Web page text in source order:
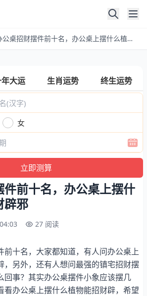
办公桌招财摆件前十名，办公桌上摆什么植物能招财辟邪
大运 生肖运势 终生运势
女
件前十名，办公桌上摆什
辟邪
27 阅读
前十名，大家都知道，有人问办公桌上
，另外，还有人想问最强的镇宅招财摆
回事？其实办公桌摆件小象应该摆几
看办公桌上摆什么植物能招财辟，希望